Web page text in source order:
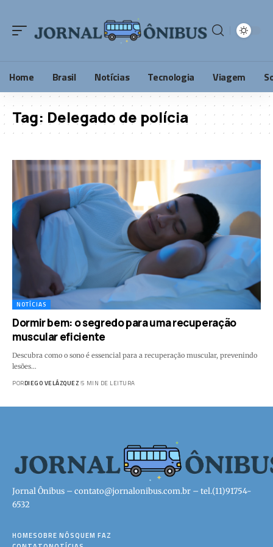
Home Brasil Notícias Tecnologia Viagem
Tag: Delegado de polícia
NOTÍCIAS
Dormir bem: o segredo para uma recuperação
muscular eficiente
Descubra como o sono é essencial para a recuperação muscular, prevenindo
lesões…
PORDIEGO VELÁZQUEZ 5 MIN DE LEITURA
Jornal Ônibus – contato@jornalonibus.com.br – tel.(11)91754-
6532
HOMESOBRE NÓSQUEM FAZ